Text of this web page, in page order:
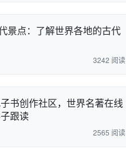
景点：了解世界各地的古代
3242 阅读
书创作社区，世界名著在线
跟读
2565 阅读